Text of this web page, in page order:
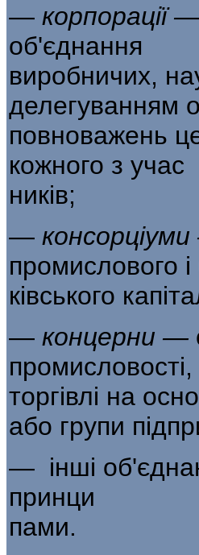
— корпорації —
об'єднання
виробничих,
делегуванням
повноважень
кожного з учас­
ників;
—
промислового і
ківського
— концерни —
промисловості,
торгівлі на
або групи
— інші
принци­
пами.